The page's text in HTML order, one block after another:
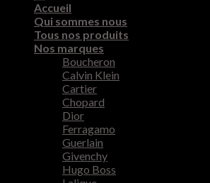
Accueil
Qui sommes nous
Tous nos produits
Nos marques
Boucheron
Calvin Klein
Cartier
Chopard
Dior
Ferragamo
Guerlain
Givenchy
Hugo Boss